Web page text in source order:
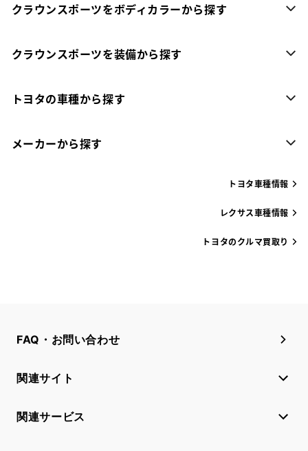
クラウンスポーツをボディカラーから探す
クラウンスポーツを装備から探す
トヨタの車種から探す
メーカーから探す
トヨタ車種情報
レクサス車種情報
トヨタのクルマ買取り
FAQ・お問い合わせ
関連サイト
関連サービス